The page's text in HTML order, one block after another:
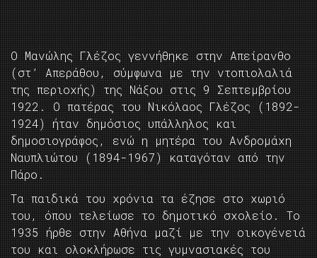
Ο Μανώλης Γλέζος γεννήθηκε στην Απείρανθο
(στ’ Απεράθου, σύμφωνα με την ντοπιολαλιά
της περιοχής) της Νάξου στις 9 Σεπτεμβρίου
1922. Ο πατέρας του Νικόλαος Γλέζος (1892-
1924) ήταν δημόσιος υπάλληλος και
δημοσιογράφος, ενώ η μητέρα του Ανδρομάχη
Ναυπλιώτου (1894-1967) καταγόταν από την
Πάρο.
Τα παιδικά του χρόνια τα έζησε στο χωριό
του, όπου τελείωσε το δημοτικό σχολείο. Το
1935 ήρθε στην Αθήνα μαζί με την οικογένειά
του και ολοκλήρωσε τις γυμνασιακές του